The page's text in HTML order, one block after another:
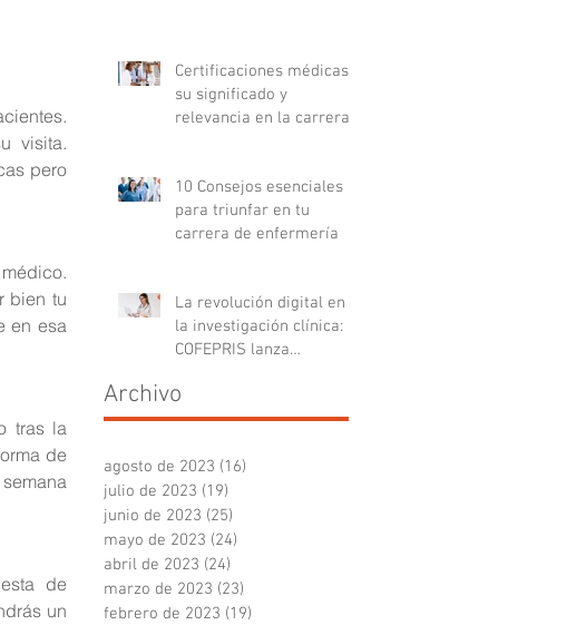
visita.
pero
bien tu
en esa
tras la
de
de
un
Certificaciones médicas:
su significado y
relevancia en la carrera
10 Consejos esenciales
para triunfar en tu
carrera de enfermería
La revolución digital en
la investigación clínica:
COFEPRIS lanza
Archivo
agosto de 2023 (16)
julio de 2023 (19)
junio de 2023 (25)
mayo de 2023 (24)
abril de 2023 (24)
marzo de 2023 (23)
febrero de 2023 (19)